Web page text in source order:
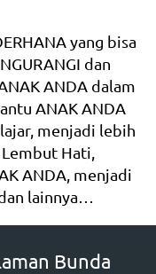
yang bisa
dan
ANDA dalam
ANAK ANDA
menjadi lebih
Hati,
ANDA, menjadi
lainnya…
Bunda